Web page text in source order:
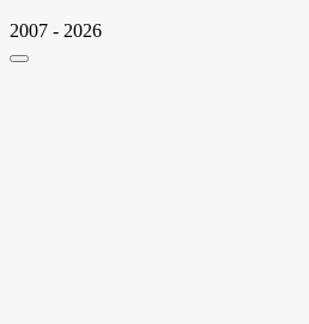
2007 - 2026